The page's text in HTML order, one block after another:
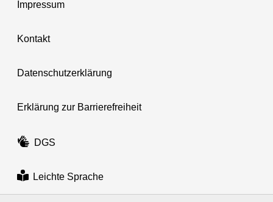
Impressum
Kontakt
Datenschutzerklärung
Erklärung zur Barrierefreiheit
DGS
Leichte Sprache